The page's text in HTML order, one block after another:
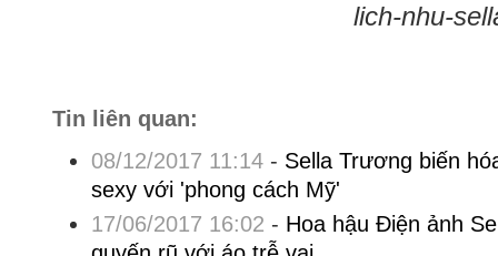
lich-nhu-
Tin liên quan:
08/12/2017 11:14- Sella Trương biến
sexy với 'phong cách Mỹ'
17/06/2017 16:02 - Hoa hậu Điện ảnh